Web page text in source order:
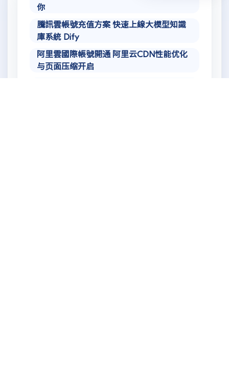
你
騰訊雲帳號充值方案 快速上線大模型知識
庫系統 Dify
阿里雲國際帳號開通 阿里云CDN性能优化
与页面压缩开启